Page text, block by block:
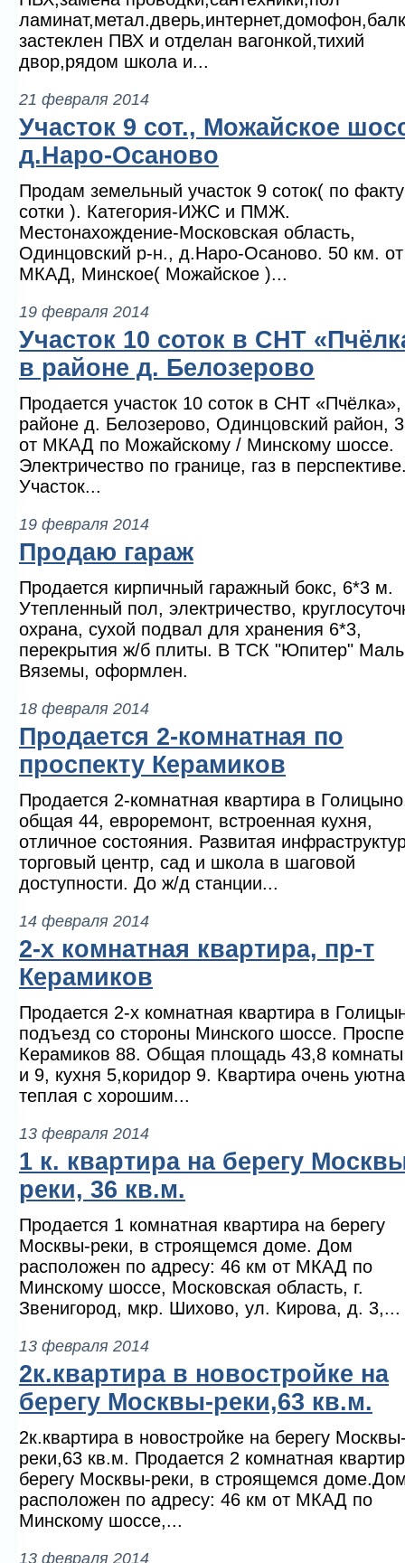
застеклен ПВХ и отделан вагонкой,тихий
двор,рядом школа и...
21 февраля 2014
Участок 9 сот., Можайское
д.Наро-Осаново
Продам земельный участок 9 соток( по
сотки ). Категория-ИЖС и ПМЖ.
Местонахождение-Московская область,
Одинцовский р-н., д.Наро-Осаново. 50 км. от
МКАД, Минское( Можайское )...
19 февраля 2014
Участок 10 соток в СНТ
в районе д. Белозерово
Продается участок 10 соток в СНТ
районе д. Белозерово, Одинцовский район,
от МКАД по Можайскому / Минскому шоссе.
Электричество по границе, газ в
Участок...
19 февраля 2014
Продаю гараж
Продается кирпичный гаражный бокс, 6*3 м.
Утепленный пол, электричество,
охрана, сухой подвал для хранения 6*3,
перекрытия ж/б плиты. В ТСК "Юпитер"
Вяземы, оформлен.
18 февраля 2014
Продается 2-комнатная по
проспекту Керамиков
Продается 2-комнатная квартира в
общая 44, евроремонт, встроенная кухня,
отличное состояния. Развитая
торговый центр, сад и школа в шаговой
доступности. До ж/д станции...
14 февраля 2014
2-х комнатная квартира, пр-т
Керамиков
Продается 2-х комнатная квартира в
подъезд со стороны Минского шоссе.
Керамиков 88. Общая площадь 43,8
и 9, кухня 5,коридор 9. Квартира очень
теплая с хорошим...
13 февраля 2014
1 к. квартира на берегу
реки, 36 кв.м.
Продается 1 комнатная квартира на берегу
Москвы-реки, в строящемся доме. Дом
расположен по адресу: 46 км от МКАД по
Минскому шоссе, Московская область, г.
Звенигород, мкр. Шихово, ул. Кирова, д. 3,...
13 февраля 2014
2к.квартира в новостройке на
берегу Москвы-реки,63 кв.м.
2к.квартира в новостройке на берегу
реки,63 кв.м. Продается 2 комнатная
берегу Москвы-реки, в строящемся
расположен по адресу: 46 км от МКАД по
Минскому шоссе,...
13 февраля 2014